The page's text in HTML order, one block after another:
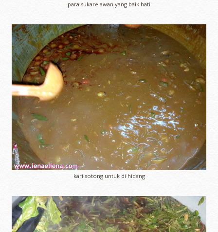
para sukarelawan yang baik hati
kari sotong untuk di hidang